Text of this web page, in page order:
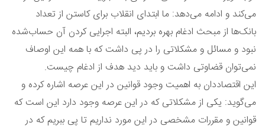
می‌کند و ادامه می‌دهد: ما ابتدای انقلاب برای کاستن از تعداد
بانک‌ها از مبحث ادغام بهره بردیم، البته اجرایی کردن آن حساب‌شده
نبود و مسائل و مشکلاتی را در پی داشت که با همه این‌ اوصاف
نمی‌توان قضاوتی داشت و باید دید هدف از ادغام چیست.
این اقتصاددان به اهمیت وجود قوانین در این عرصه اشاره کرده و
می‌گوید: یکی از مشکلاتی که در این عرصه وجود دارد این است که
قوانین و مقررات مشخصی در این مورد نداریم تا پی ببریم که در